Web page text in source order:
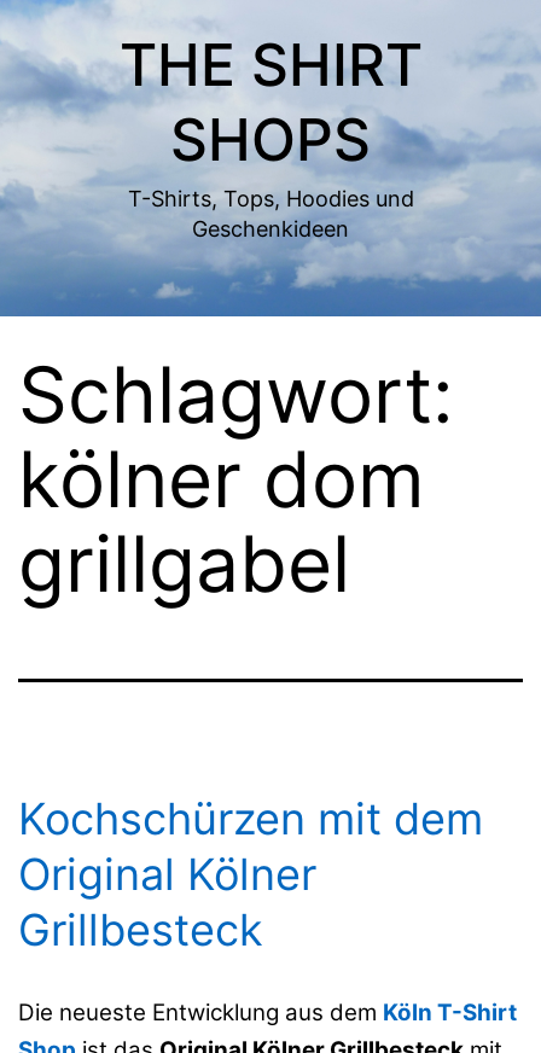
Zum
Inhalt
springen
THE SHIRT
SHOPS
T-Shirts, Tops, Hoodies und
Geschenkideen
Schlagwort:
kölner dom
grillgabel
Kochschürzen mit dem
Original Kölner
Grillbesteck
Die neueste Entwicklung aus dem Köln T-Shirt